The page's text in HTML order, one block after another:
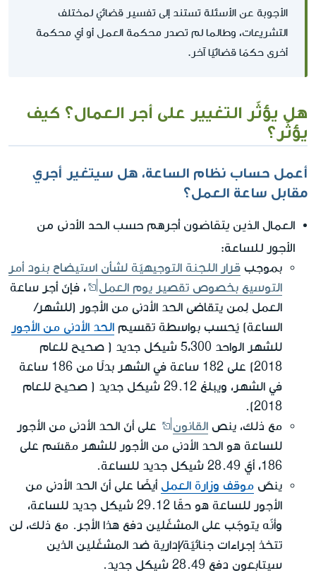
الأجوبة عن الأسئلة تستند إلى تفسير قضائيّ لمختلف
التشريعات، وطالما لم تصدر محكمة العمل أو أي محكمة
أخرى حكمًا قضائيًا آخر.
هل يؤثّر التغيير على أجر العمال؟ كيف
يؤثّر؟
أعمل حساب نظام الساعة، هل سيتغير أجري
مقابل ساعة العمل؟
العمال الذين يتقاضون أجرهم حسب الحد الأدنى من
الأجور للساعة:
بموجب قرار اللجنة التوجيهيّة لشأن استيضاح بنود أمر
التوسيع بخصوص تقصير يوم العمل
، فإنّ أجر ساعة
العمل لِمن يتقاضى الحد الأدنى من الأجور (للشهر/
الساعة) يُحسب بواسطة تقسيم الحد الأدنى من الأجور
للشهر الواحد 5،300 شيكل جديد ( صحيح للعام
2018) على 182 ساعة في الشهر بدلًا من 186 ساعة
في الشهر، ويبلغ 29.12 شيكل جديد ( صحيح للعام
2018).
مع ذلك، ينص القانون
على أنّ الحد الأدنى من الأجور
للساعة هو الحد الأدنى من الأجور للشهر مقسّم على
186، أيّ 28.49 شيكل جديد للساعة.
ينصّ موقف وزارة العمل أيضًا على أنّ الحد الأدنى من
الأجور للساعة هو حقًا 29.12 شيكل جديد للساعة،
وأنّه يتوجّب على المشغّلين دفع هذا الأجر. مع ذلك، لن
تتخذ إجراءات جنائيّة/إدارية ضد المشغّلين الذين
سيتابعون دفع 28.49 شيكل جديد.